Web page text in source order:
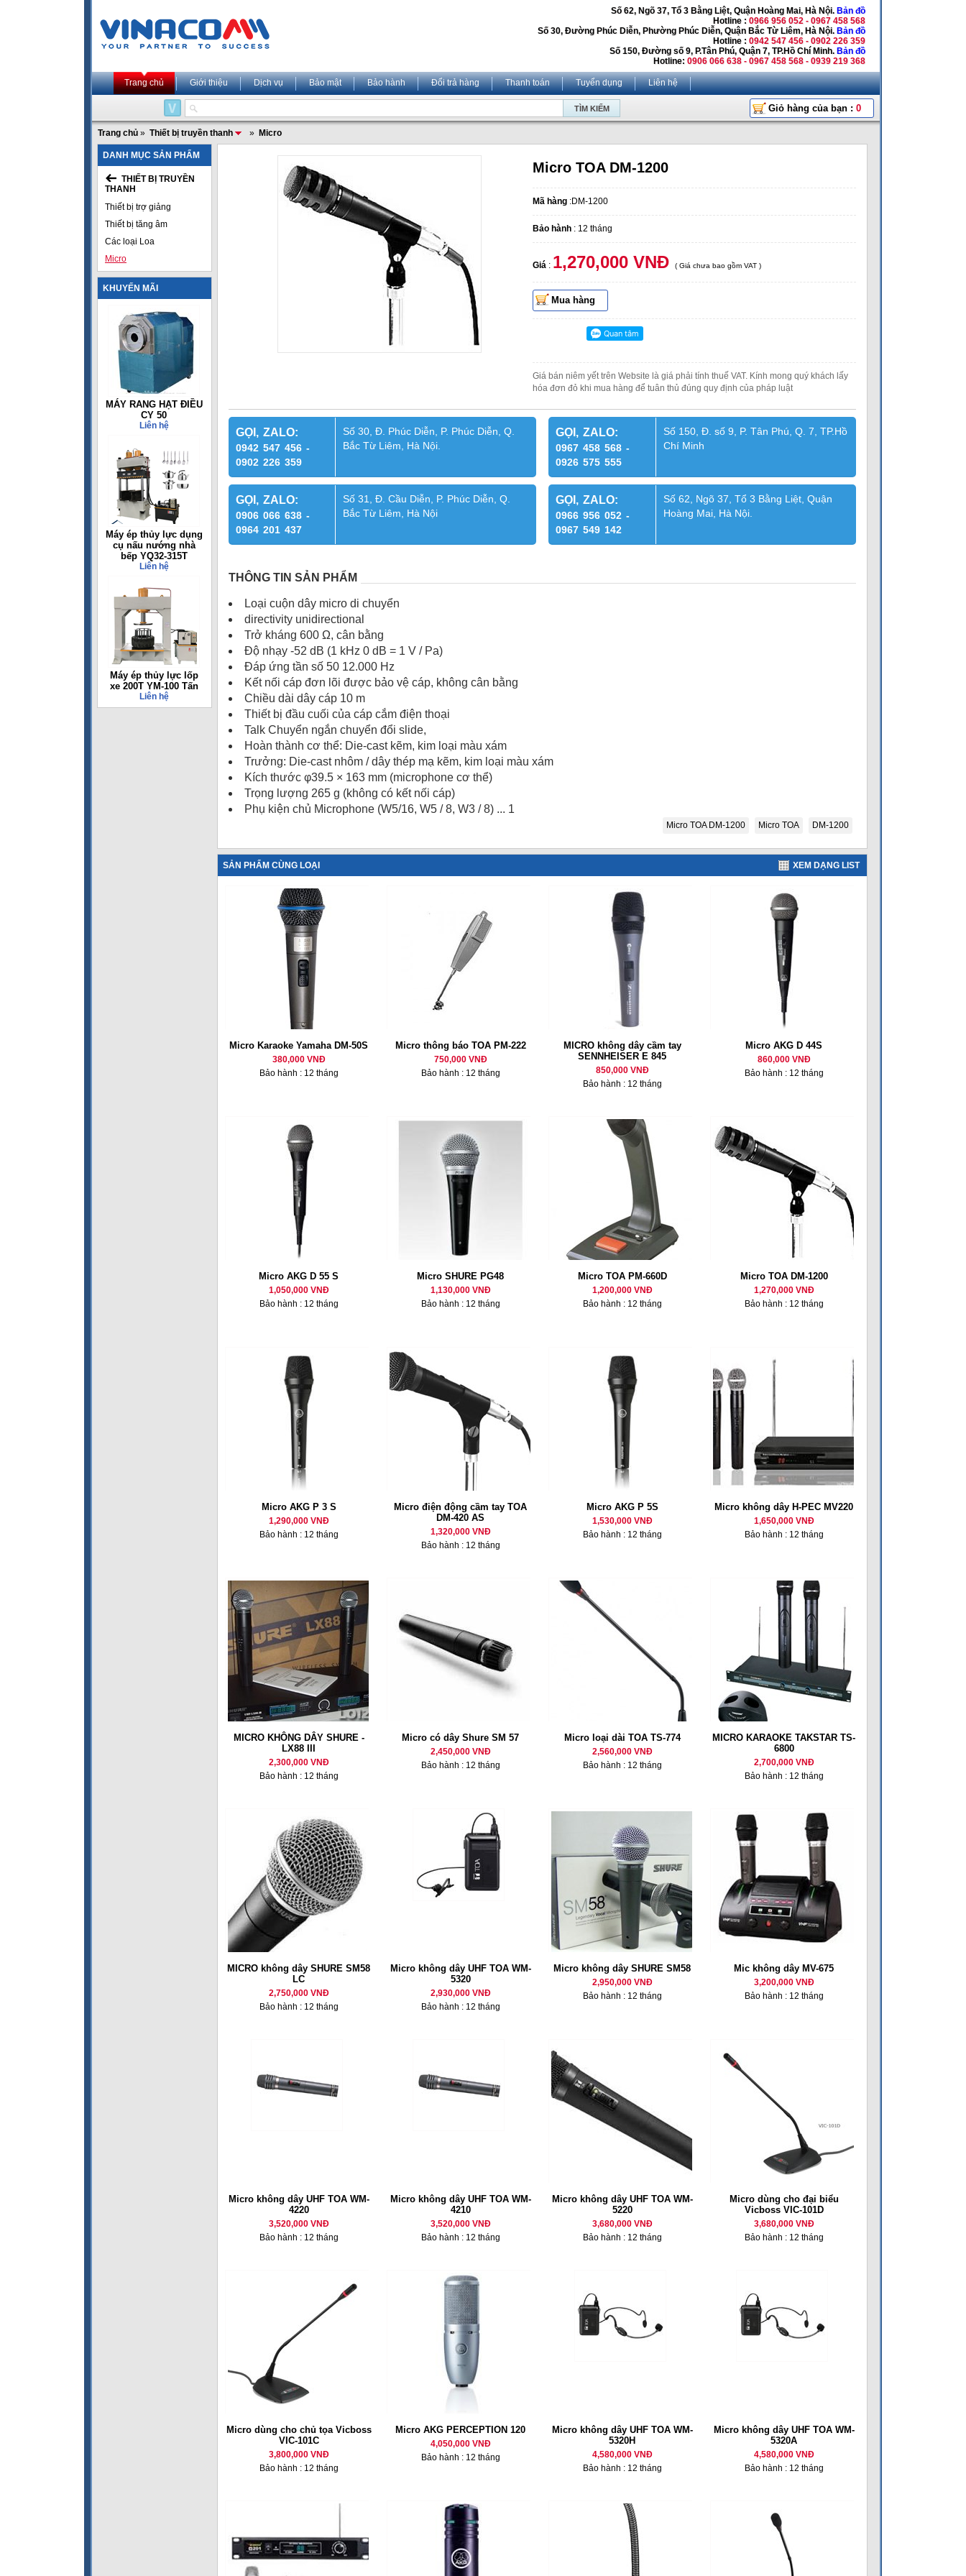
Số 62, Ngõ 37, Tổ 3 Bằng Liệt, Quận Hoàng Mai, Hà Nội. Bản đồ
Hotline : 0966 956 052 - 0967 458 568
Số 30, Đường Phúc Diễn, Phường Phúc Diễn, Quận Bắc Từ Liêm, Hà Nội. Bản đồ
Hotline : 0942 547 456 - 0902 226 359
Số 150, Đường số 9, P.Tân Phú, Quận 7, TP.Hồ Chí Minh. Bản đồ
Hotline: 0906 066 638 - 0967 458 568 - 0939 219 368
Trang chủ Giới thiệu Dịch vụ Bảo mật Bảo hành Đổi trả hàng Thanh toán Tuyển dụng Liên hệ
Giỏ hàng của bạn : 0
Trang chủ » Thiết bị truyền thanh » Micro
DANH MỤC SẢN PHẨM
THIẾT BỊ TRUYỀN
THANH
Thiết bị trợ giảng
Thiết bị tăng âm
Các loại Loa
Micro
KHUYẾN MÃI
MÁY RANG HẠT ĐIỀU
CY 50
Liên hệ
Máy ép thủy lực dụng
cụ nấu nướng nhà
bếp YQ32-315T
Liên hệ
Máy ép thủy lực lốp
xe 200T YM-100 Tấn
Liên hệ
Micro TOA DM-1200
Mã hàng :DM-1200
Bảo hành : 12 tháng
Giá : 1,270,000 VNĐ ( Giá chưa bao gồm VAT )
Mua hàng
Giá bán niêm yết trên Website là giá phải tính thuế VAT. Kính mong quý khách lấy
hóa đơn đỏ khi mua hàng để tuân thủ đúng quy định của pháp luật
GỌI, ZALO:
0942 547 456 -
0902 226 359
Số 30, Đ. Phúc Diễn, P. Phúc Diễn, Q.
Bắc Từ Liêm, Hà Nội.
GỌI, ZALO:
0967 458 568 -
0926 575 555
Số 150, Đ. số 9, P. Tân Phú, Q. 7, TP.Hồ
Chí Minh
GỌI, ZALO:
0906 066 638 -
0964 201 437
Số 31, Đ. Cầu Diễn, P. Phúc Diễn, Q.
Bắc Từ Liêm, Hà Nội
GỌI, ZALO:
0966 956 052 -
0967 549 142
Số 62, Ngõ 37, Tổ 3 Bằng Liệt, Quận
Hoàng Mai, Hà Nội.
THÔNG TIN SẢN PHẨM
Loại cuộn dây micro di chuyển
directivity unidirectional
Trở kháng 600 Ω, cân bằng
Độ nhạy -52 dB (1 kHz 0 dB = 1 V / Pa)
Đáp ứng tần số 50 12.000 Hz
Kết nối cáp đơn lõi được bảo vệ cáp, không cân bằng
Chiều dài dây cáp 10 m
Thiết bị đầu cuối của cáp cắm điện thoại
Talk Chuyển ngắn chuyển đổi slide,
Hoàn thành cơ thể: Die-cast kẽm, kim loại màu xám
Trưởng: Die-cast nhôm / dây thép mạ kẽm, kim loại màu xám
Kích thước φ39.5 × 163 mm (microphone cơ thể)
Trọng lượng 265 g (không có kết nối cáp)
Phụ kiện chủ Microphone (W5/16, W5 / 8, W3 / 8) ... 1
Micro TOA DM-1200 Micro TOA DM-1200
SẢN PHẨM CÙNG LOẠI XEM DẠNG LIST
Micro Karaoke Yamaha DM-50S
380,000 VNĐ
Bảo hành : 12 tháng
Micro thông báo TOA PM-222
750,000 VNĐ
Bảo hành : 12 tháng
MICRO không dây cầm tay
SENNHEISER E 845
850,000 VNĐ
Bảo hành : 12 tháng
Micro AKG D 44S
860,000 VNĐ
Bảo hành : 12 tháng
Micro AKG D 55 S
1,050,000 VNĐ
Bảo hành : 12 tháng
Micro SHURE PG48
1,130,000 VNĐ
Bảo hành : 12 tháng
Micro TOA PM-660D
1,200,000 VNĐ
Bảo hành : 12 tháng
Micro TOA DM-1200
1,270,000 VNĐ
Bảo hành : 12 tháng
Micro AKG P 3 S
1,290,000 VNĐ
Bảo hành : 12 tháng
Micro điện động cầm tay TOA
DM-420 AS
1,320,000 VNĐ
Bảo hành : 12 tháng
Micro AKG P 5S
1,530,000 VNĐ
Bảo hành : 12 tháng
Micro không dây H-PEC MV220
1,650,000 VNĐ
Bảo hành : 12 tháng
MICRO KHÔNG DÂY SHURE -
LX88 III
2,300,000 VNĐ
Bảo hành : 12 tháng
Micro có dây Shure SM 57
2,450,000 VNĐ
Bảo hành : 12 tháng
Micro loại dài TOA TS-774
2,560,000 VNĐ
Bảo hành : 12 tháng
MICRO KARAOKE TAKSTAR TS-
6800
2,700,000 VNĐ
Bảo hành : 12 tháng
MICRO không dây SHURE SM58
LC
2,750,000 VNĐ
Bảo hành : 12 tháng
Micro không dây UHF TOA WM-
5320
2,930,000 VNĐ
Bảo hành : 12 tháng
Micro không dây SHURE SM58
2,950,000 VNĐ
Bảo hành : 12 tháng
Mic không dây MV-675
3,200,000 VNĐ
Bảo hành : 12 tháng
Micro không dây UHF TOA WM-
4220
3,520,000 VNĐ
Bảo hành : 12 tháng
Micro không dây UHF TOA WM-
4210
3,520,000 VNĐ
Bảo hành : 12 tháng
Micro không dây UHF TOA WM-
5220
3,680,000 VNĐ
Bảo hành : 12 tháng
Micro dùng cho đại biểu
Vicboss VIC-101D
3,680,000 VNĐ
Bảo hành : 12 tháng
Micro dùng cho chủ tọa Vicboss
VIC-101C
3,800,000 VNĐ
Bảo hành : 12 tháng
Micro AKG PERCEPTION 120
4,050,000 VNĐ
Bảo hành : 12 tháng
Micro không dây UHF TOA WM-
5320H
4,580,000 VNĐ
Bảo hành : 12 tháng
Micro không dây UHF TOA WM-
5320A
4,580,000 VNĐ
Bảo hành : 12 tháng